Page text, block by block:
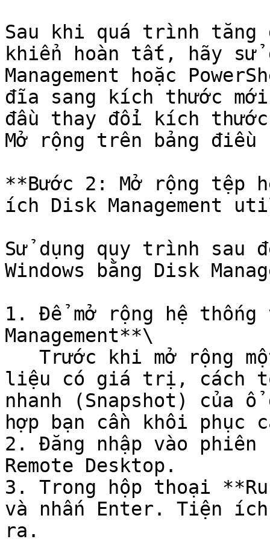
Sau khi quá trình tăng
khiển hoàn tất, hãy sử
Management hoặc
đĩa sang kích thước
đầu thay đổi kích
Mở rộng trên bảng
**Bước 2: Mở rộng tệp
ích Disk Management
Sử dụng quy trình sau
Windows bằng Disk
1. Để mở rộng hệ
Management**\
liệu có giá trị, cách
nhanh (Snapshot) của
hợp bạn cần khôi phục
2. Đăng nhập vào phiên
Remote Desktop.
3. Trong hộp thoại
và nhấn Enter. Tiện ích
ra.